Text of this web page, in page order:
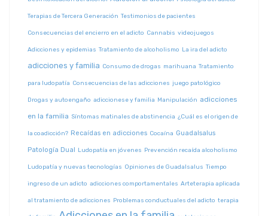
Terapias de Tercera Generación Testimonios de pacientes
Consecuencias del encierro en el adicto Cannabis videojuegos
Adicciones y epidemias Tratamiento de alcoholismo La ira del adicto
adicciones y familia Consumo de drogas marihuana Tratamiento
para ludopatía Consecuencias de las adicciones juego patológico
Drogas y autoengaño adiccionese y familia Manipulación adicciones
en la familia Síntomas matinales de abstinencia ¿Cuál es el origen de
la coadicción? Recaídas en adicciones Cocaína Guadalsalus
Patología Dual Ludopatía en jóvenes Prevención recaída alcoholismo
Ludopatía y nuevas tecnologías Opiniones de Guadalsalus Tiempo
ingreso de un adicto adicciones comportamentales Arteterapia aplicada
al tratamiento de adicciones Problemas conductuales del adicto terapia